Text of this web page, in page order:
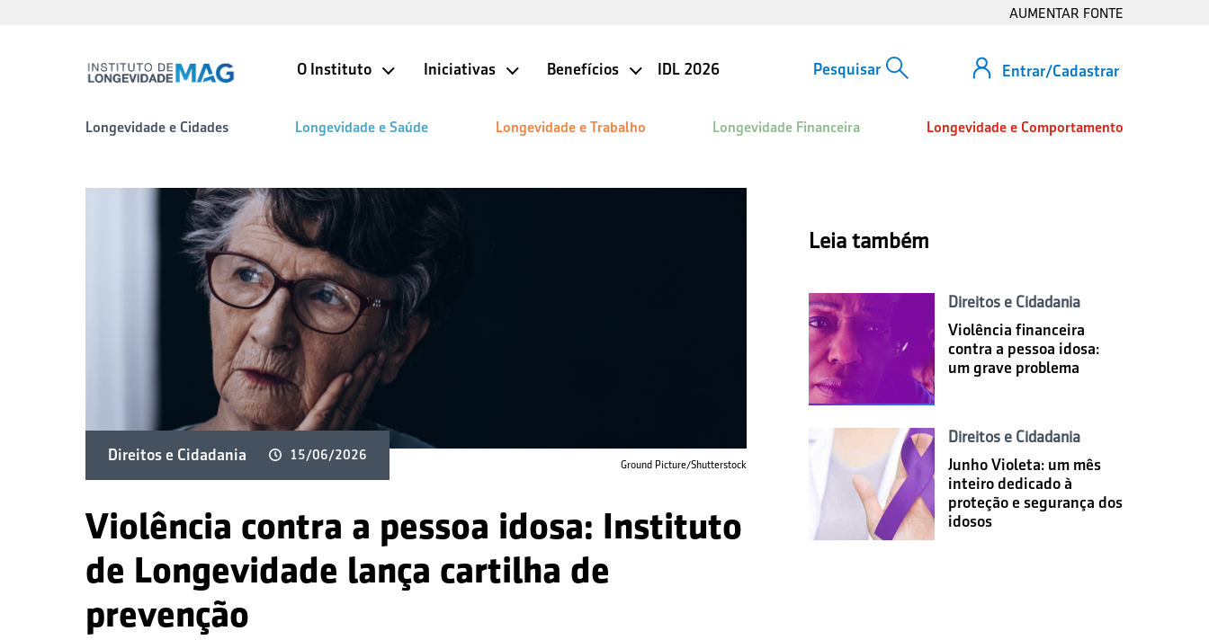
AUMENTAR FONTE
Entrar/Cadastrar
O Instituto Iniciativas Benefícios IDL 2026
Longevidade e Cidades Longevidade e Saúde Longevidade e Trabalho Longevidade Financeira Longevidade e Comportamento
Ground Picture/Shutterstock
Direitos e Cidadania 15/06/2026
Violência contra a pessoa idosa: Instituto
de Longevidade lança cartilha de
prevenção
Leia também
Direitos e Cidadania
Violência financeira
contra a pessoa idosa:
um grave problema
Direitos e Cidadania
Junho Violeta: um mês
inteiro dedicado à
proteção e segurança dos
idosos